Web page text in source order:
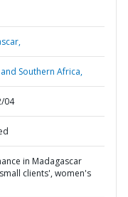
Southern Africa,
04
in Madagascar
clients', women's